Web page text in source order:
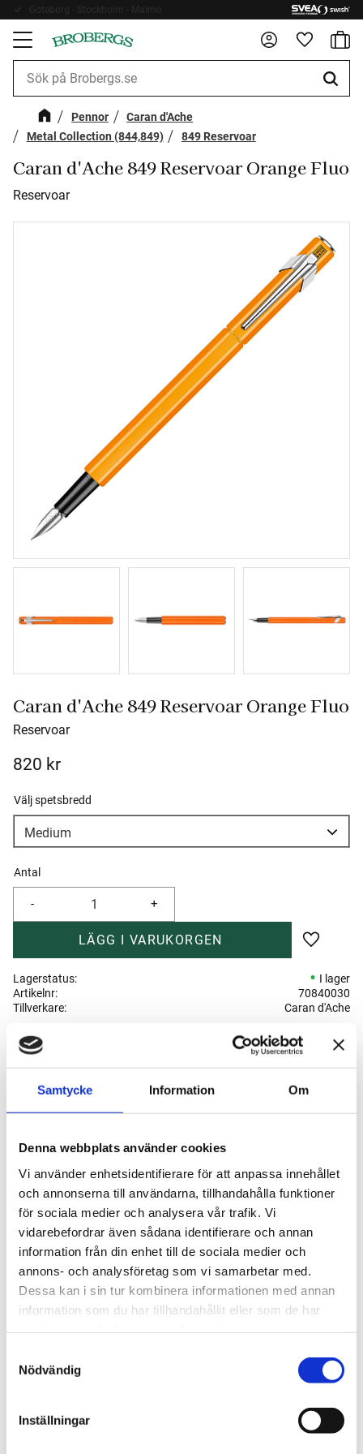
Samtycke Information Om
Denna webbplats använder cookies
Vi använder enhetsidentifierare för att anpassa innehållet
och annonserna till användarna, tillhandahålla funktioner
för sociala medier och analysera vår trafik. Vi
vidarebefordrar även sådana identifierare och annan
information från din enhet till de sociala medier och
annons- och analysföretag som vi samarbetar med.
Dessa kan i sin tur kombinera informationen med annan
information som du har tillhandahållit eller som de har
Nödvändig
Inställningar
Meny
Pennor
Caran d'Ache
Metal Collection (844,849)
849 Reservoar
Caran d'Ache 849 Reservoar Orange Fluo
Reservoar
Caran d'Ache 849 Reservoar Orange Fluo
Reservoar
820 kr
Välj spetsbredd
Antal
+
-
Lägg till
Lagerstatus
I lager
Artikelnr
70840030
Tillverkare
Caran d'Ache
Visa alla produkter från Caran d'Ache
Om produkten
Reservoarpenna en unik personlighet och erbjuder en helt
ny nivå avskrivkomfort. De iögonfallande, energigivande
färgerna framhäver den lätta men ändå robusta
aluminiumkroppen .
100% Swiss Made Kvalitet
849™ Reservoarpenna understryker Caran d’Aches djärva,
kreativa anda, samtidigt som den bibehåller en100%
Swiss Made kvalitet:
aluminiumkroppen
för en smidig och pålitlig
Bläck:Levereras med en Caran d’Ache blå bläckpatron